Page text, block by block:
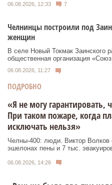
06.08.2026, 12:33 7
Челнинцы построили под
женщин
В селе Новый Токмак Заинского
общественная организация
06.08.2026, 11:27
ПОДРОБНО
«Я не могу
При таком пожаре, когда
исключать нельзя»
Челны-400: люди. Виктор Волков
эшелонах пены и 7 тыс.
06.08.2026, 14:26